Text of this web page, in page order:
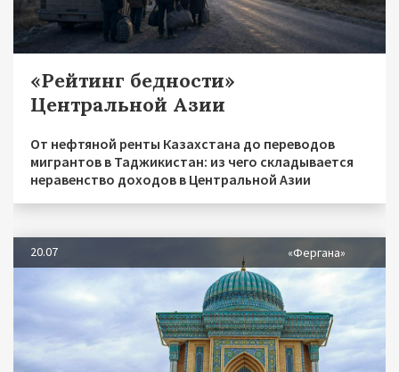
«Рейтинг бедности»
Центральной Азии
От нефтяной ренты Казахстана до переводов
мигрантов в Таджикистан: из чего складывается
неравенство доходов в Центральной Азии
20.07 «Фергана»